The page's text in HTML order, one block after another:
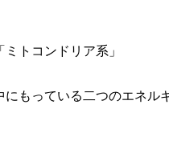
ミトコンドリア系」
もっている二つのエネル